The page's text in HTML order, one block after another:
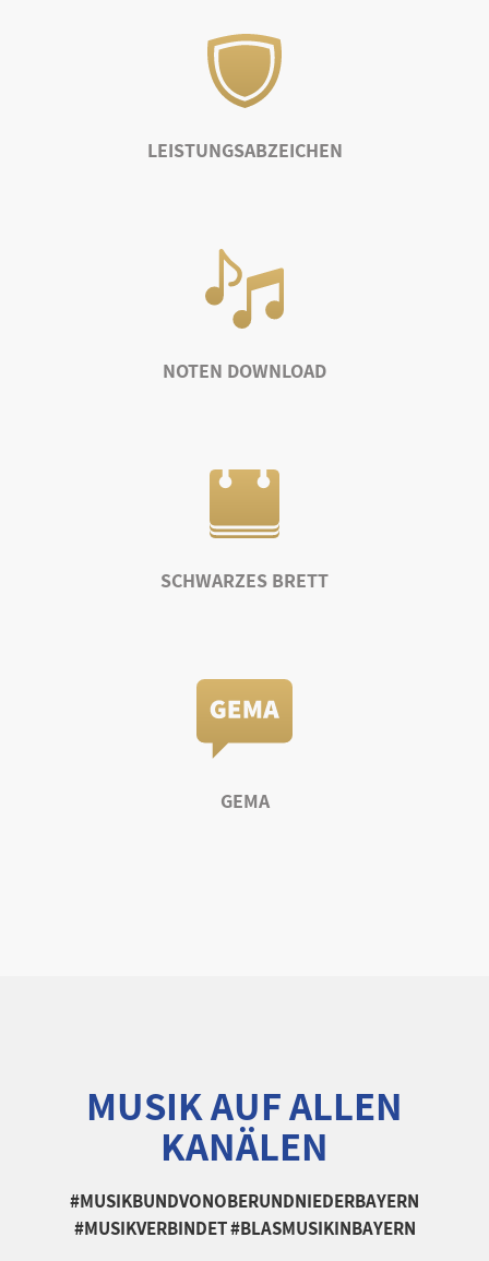
LEISTUNGSABZEICHEN
NOTEN DOWNLOAD
SCHWARZES BRETT
GEMA
MUSIK AUF ALLEN
KANÄLEN
#MUSIKBUNDVONOBERUNDNIEDERBAYERN
#MUSIKVERBINDET #BLASMUSIKINBAYERN